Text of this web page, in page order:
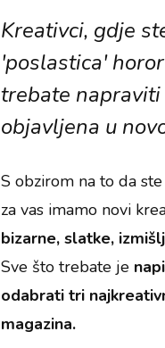
Kreativci, gdje
'poslastica'
trebate napraviti
objavljena u
S obzirom na to da
za vas imamo novi
bizarne, slatke,
Sve što trebate je
odabrati tri
magazina.